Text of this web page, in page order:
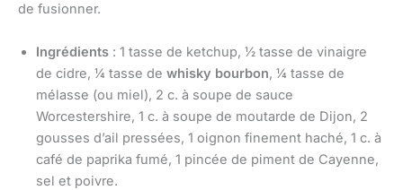
de fusionner.
Ingrédients : 1 tasse de ketchup, ½ tasse de vinaigre
de cidre, ¼ tasse de whisky bourbon, ¼ tasse de
mélasse (ou miel), 2 c. à soupe de sauce
Worcestershire, 1 c. à soupe de moutarde de Dijon, 2
gousses d’ail pressées, 1 oignon finement haché, 1 c. à
café de paprika fumé, 1 pincée de piment de Cayenne,
sel et poivre.